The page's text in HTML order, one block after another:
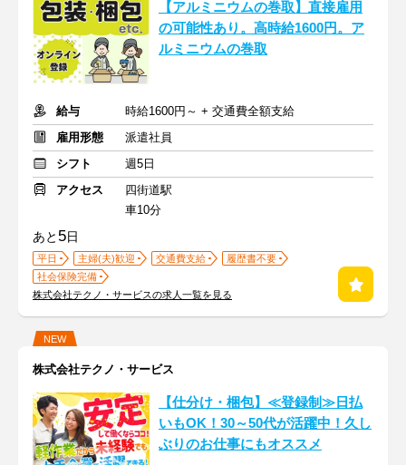
【アルミニウムの巻取】直接雇用
の可能性あり。高時給1600円。ア
ルミニウムの巻取
給与
時給1600円～ + 交通費全額支給
雇用形態
派遣社員
シフト
週5日
アクセス
四街道駅
車10分
あと 5日
平日 主婦(夫)歓迎 交通費支給
履歴書不要
社会保険完備
株式会社テクノ・サービスの求人一覧を見る
NEW
株式会社テクノ・サービス
【仕分け・梱包】≪登録制≫日払
いもOK！30～50代が活躍中！久し
ぶりのお仕事にもオススメ